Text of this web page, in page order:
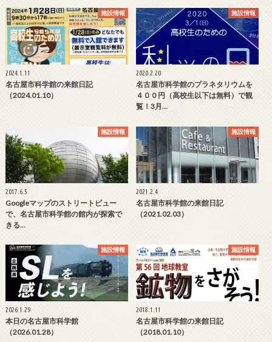
施設情報
2024.1.11
名古屋市科学館の来館日記
（2024.01.10）
施設情報
2020.2.20
名古屋市科学館のプラネタリウムを
４００円（高校生以下は無料）で観
覧！3月…
施設情報
2017.6.5
Googleマップのストリートビュー
で、名古屋市科学館の館内が探索で
きる…
施設情報
2021.2.4
名古屋市科学館の来館日記
（2021.02.03）
施設情報
2026.1.29
本日の名古屋市科学館
（2026.01.28）
施設情報
2018.1.11
名古屋市科学館の来館日記
（2018.01.10）